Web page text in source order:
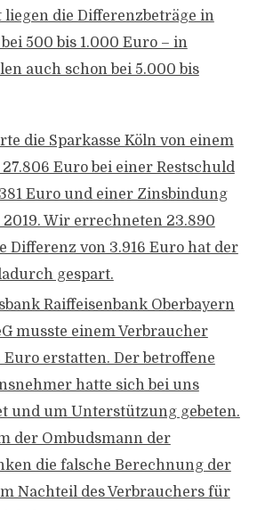
die Differenzbeträge in
500 bis 1.000 Euro – in
auch schon bei 5.000 bis
die Sparkasse Köln von einem
Euro bei einer Restschuld
Euro und einer Zinsbindung
2019. Wir errechneten 23.890
Differenz von 3.916 Euro hat der
gespart.
Raiffeisenbank Oberbayern
musste einem Verbraucher
Euro erstatten. Der betroffene
hatte sich bei uns
und um Unterstützung gebeten.
der Ombudsmann der
die falsche Berechnung der
Nachteil des Verbrauchers für